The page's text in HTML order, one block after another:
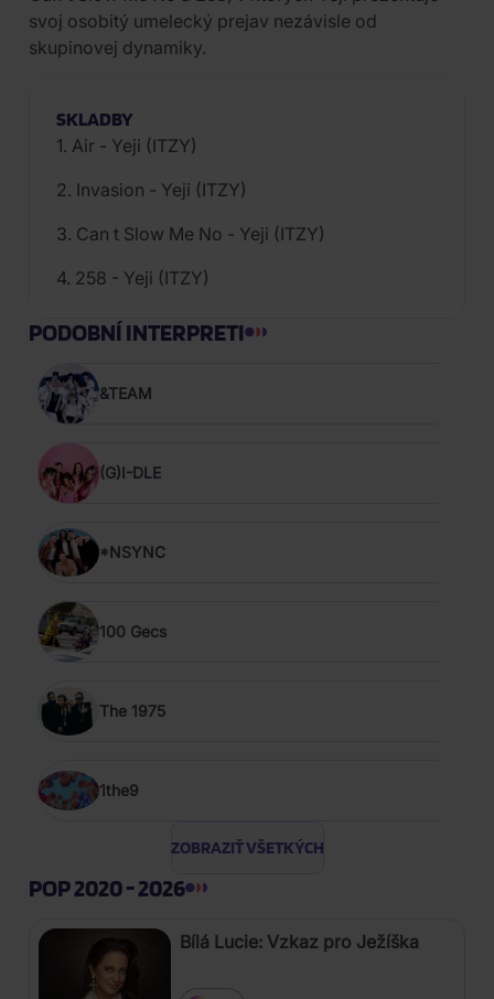
svoj osobitý umelecký prejav nezávisle od
skupinovej dynamiky.
SKLADBY
1. Air - Yeji (ITZY)
2. Invasion - Yeji (ITZY)
3. Can t Slow Me No - Yeji (ITZY)
4. 258 - Yeji (ITZY)
PODOBNÍ INTERPRETI
&TEAM
(G)I-DLE
*NSYNC
100 Gecs
The 1975
1the9
ZOBRAZIŤ VŠETKÝCH
POP 2020 - 2026
Bílá Lucie: Vzkaz pro Ježíška